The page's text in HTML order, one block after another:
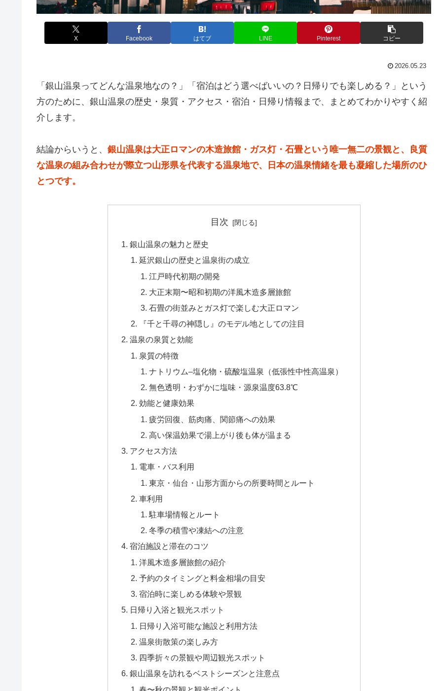
X Facebook はてブ LINE Pinterest コピー
2026.05.23
「銀山温泉ってどんな温泉地なの？」「宿泊はどう選べばいいの？日帰りでも楽しめる？」という
方のために、銀山温泉の歴史・泉質・アクセス・宿泊・日帰り情報まで、まとめてわかりやすく紹
介します。
結論からいうと、 銀山温泉は大正ロマンの木造旅館・ガス灯・石畳という唯一無二の景観と、良質
な温泉の組み合わせが際立つ山形県を代表する温泉地で、日本の温泉情緒を最も凝縮した場所のひ
とつです。
目次
銀山温泉の魅力と歴史
延沢銀山の歴史と温泉街の成立
江戸時代初期の開発
大正末期〜昭和初期の洋風木造多層旅館
石畳の街並みとガス灯で楽しむ大正ロマン
『千と千尋の神隠し』のモデル地としての注目
温泉の泉質と効能
泉質の特徴
ナトリウム–塩化物・硫酸塩温泉（低張性中性高温泉）
無色透明・わずかに塩味・源泉温度63.8℃
効能と健康効果
疲労回復、筋肉痛、関節痛への効果
高い保温効果で湯上がり後も体が温まる
アクセス方法
電車・バス利用
東京・仙台・山形方面からの所要時間とルート
車利用
駐車場情報とルート
冬季の積雪や凍結への注意
宿泊施設と滞在のコツ
洋風木造多層旅館の紹介
予約のタイミングと料金相場の目安
宿泊時に楽しめる体験や景観
日帰り入浴と観光スポット
日帰り入浴可能な施設と利用方法
温泉街散策の楽しみ方
四季折々の景観や周辺観光スポット
銀山温泉を訪れるベストシーズンと注意点